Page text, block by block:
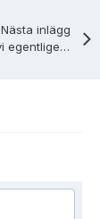
Nästa inlägg
Sugoi Dekai: Hur kontroversiella är vi egentligen?